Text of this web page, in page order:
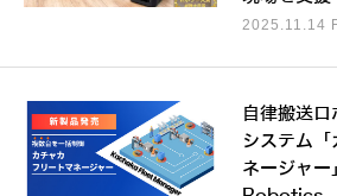
2025.11.14
自律搬送
システム「
ネージャ